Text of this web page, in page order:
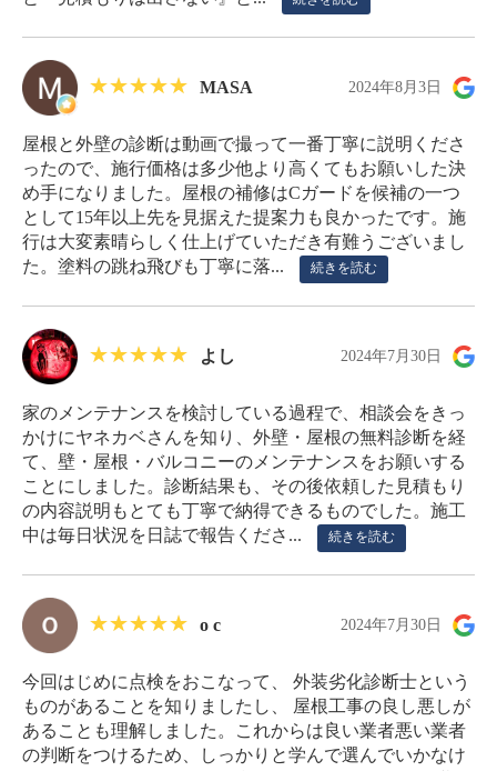
MASA 2024年8月3日
屋根と外壁の診断は動画で撮って一番丁寧に説明くださ
ったので、施行価格は多少他より高くてもお願いした決
め手になりました。屋根の補修はCガードを候補の一つ
として15年以上先を見据えた提案力も良かったです。施
行は大変素晴らしく仕上げていただき有難うございまし
た。塗料の跳ね飛びも丁寧に落...
続きを読む
よし 2024年7月30日
家のメンテナンスを検討している過程で、相談会をきっ
かけにヤネカベさんを知り、外壁・屋根の無料診断を経
て、壁・屋根・バルコニーのメンテナンスをお願いする
ことにしました。診断結果も、その後依頼した見積もり
の内容説明もとても丁寧で納得できるものでした。施工
中は毎日状況を日誌で報告くださ...
続きを読む
o c 2024年7月30日
今回はじめに点検をおこなって、 外装劣化診断士という
ものがあることを知りましたし、 屋根工事の良し悪しが
あることも理解しました。これからは良い業者悪い業者
の判断をつけるため、しっかりと学んで選んでいかなけ